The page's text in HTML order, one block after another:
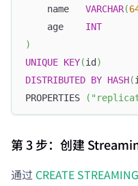
    name
VARCHAR(
    age
INT
)
UNIQUE KEY(id )
DISTRIBUTED BY HASH(
PROPERTIES
(
第 3 步：创建
通过 CREATE